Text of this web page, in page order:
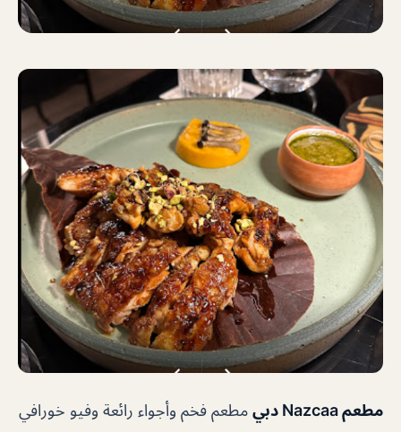
مطعم Nazcaa دبي
‏مطعم فخم وأجواء رائعة وفيو خورافي